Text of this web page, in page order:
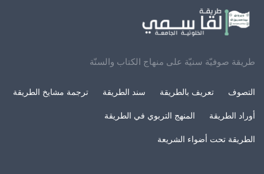
طريقة صوفيّة سنيّة على منهاج الكتاب والسنّة
التصوف تعريف بالطريقة سند الطريقة ترجمة مشايخ الطريقة
أوراد الطريقة المنهج التربوي في الطريقة
الطريقة تحت أضواء الشريعة